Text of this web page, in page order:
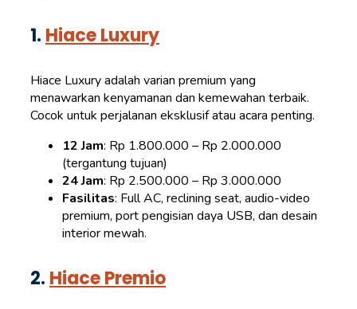
1. Hiace Luxury
Hiace Luxury adalah varian premium yang
menawarkan kenyamanan dan kemewahan terbaik.
Cocok untuk perjalanan eksklusif atau acara penting.
12 Jam: Rp 1.800.000 – Rp 2.000.000
(tergantung tujuan)
24 Jam: Rp 2.500.000 – Rp 3.000.000
Fasilitas: Full AC, reclining seat, audio-video
premium, port pengisian daya USB, dan desain
interior mewah.
2. Hiace Premio